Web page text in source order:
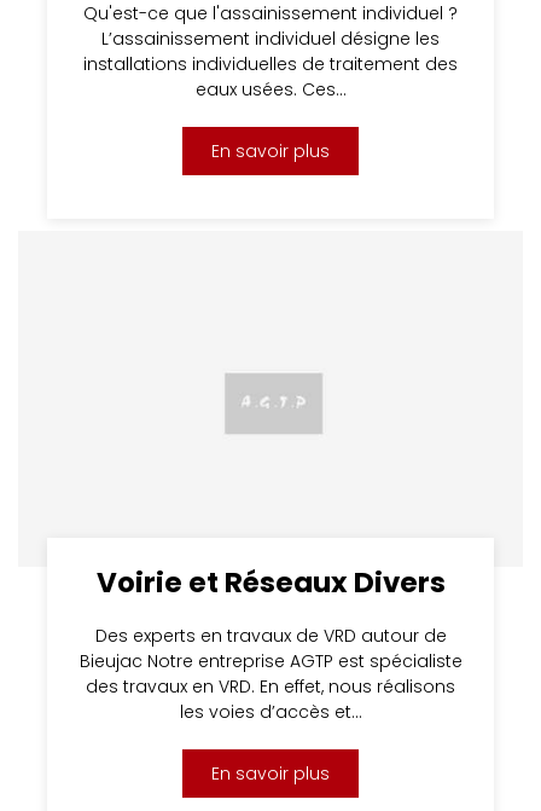
Qu'est-ce que l'assainissement individuel ?
L’assainissement individuel désigne les
installations individuelles de traitement des
eaux usées. Ces…
En savoir plus
Voirie et Réseaux Divers
Des experts en travaux de VRD autour de
Bieujac Notre entreprise AGTP est spécialiste
des travaux en VRD. En effet, nous réalisons
les voies d’accès et…
En savoir plus